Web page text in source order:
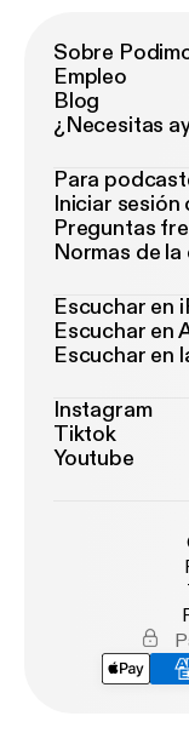
Sobre
Empleo
Blog
¿Necesitas
Para
Iniciar
Preguntas
Normas de
Escuchar en
Escuchar en
Escuchar en
Instagram
Tiktok
Youtube